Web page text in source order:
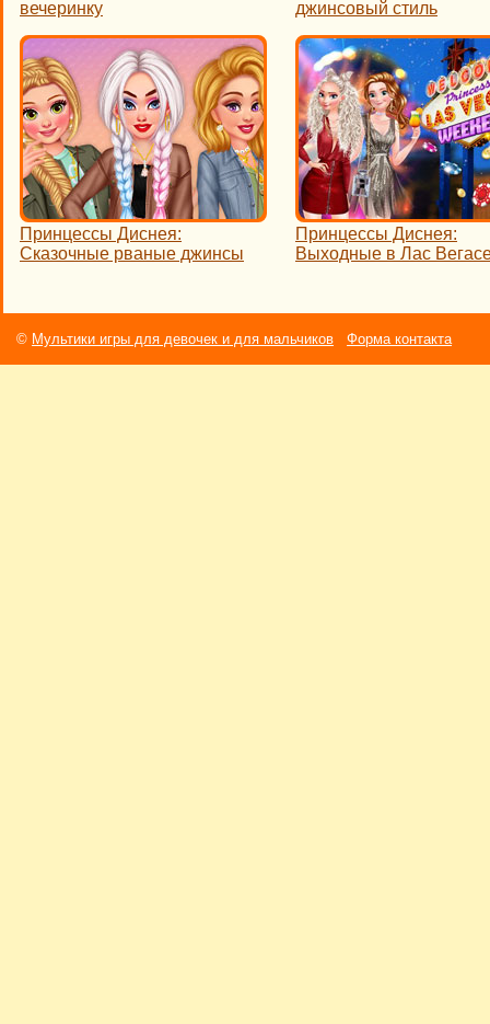
вечеринку джинсовый стиль
Принцессы Диснея:
Сказочные рваные джинсы
Принцессы Диснея:
Выходные в Лас
© Мультики игры для девочек и для мальчиков Форма контакта